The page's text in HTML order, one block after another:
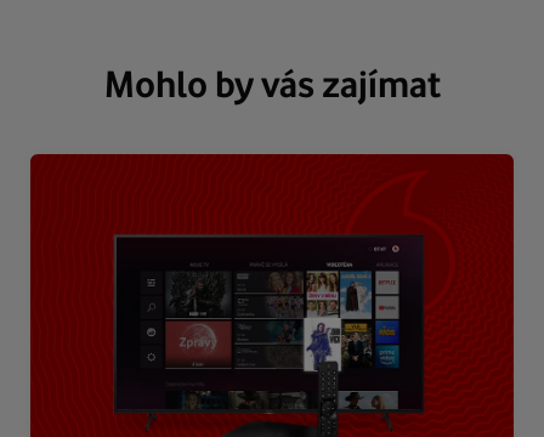
Mohlo by vás zajímat